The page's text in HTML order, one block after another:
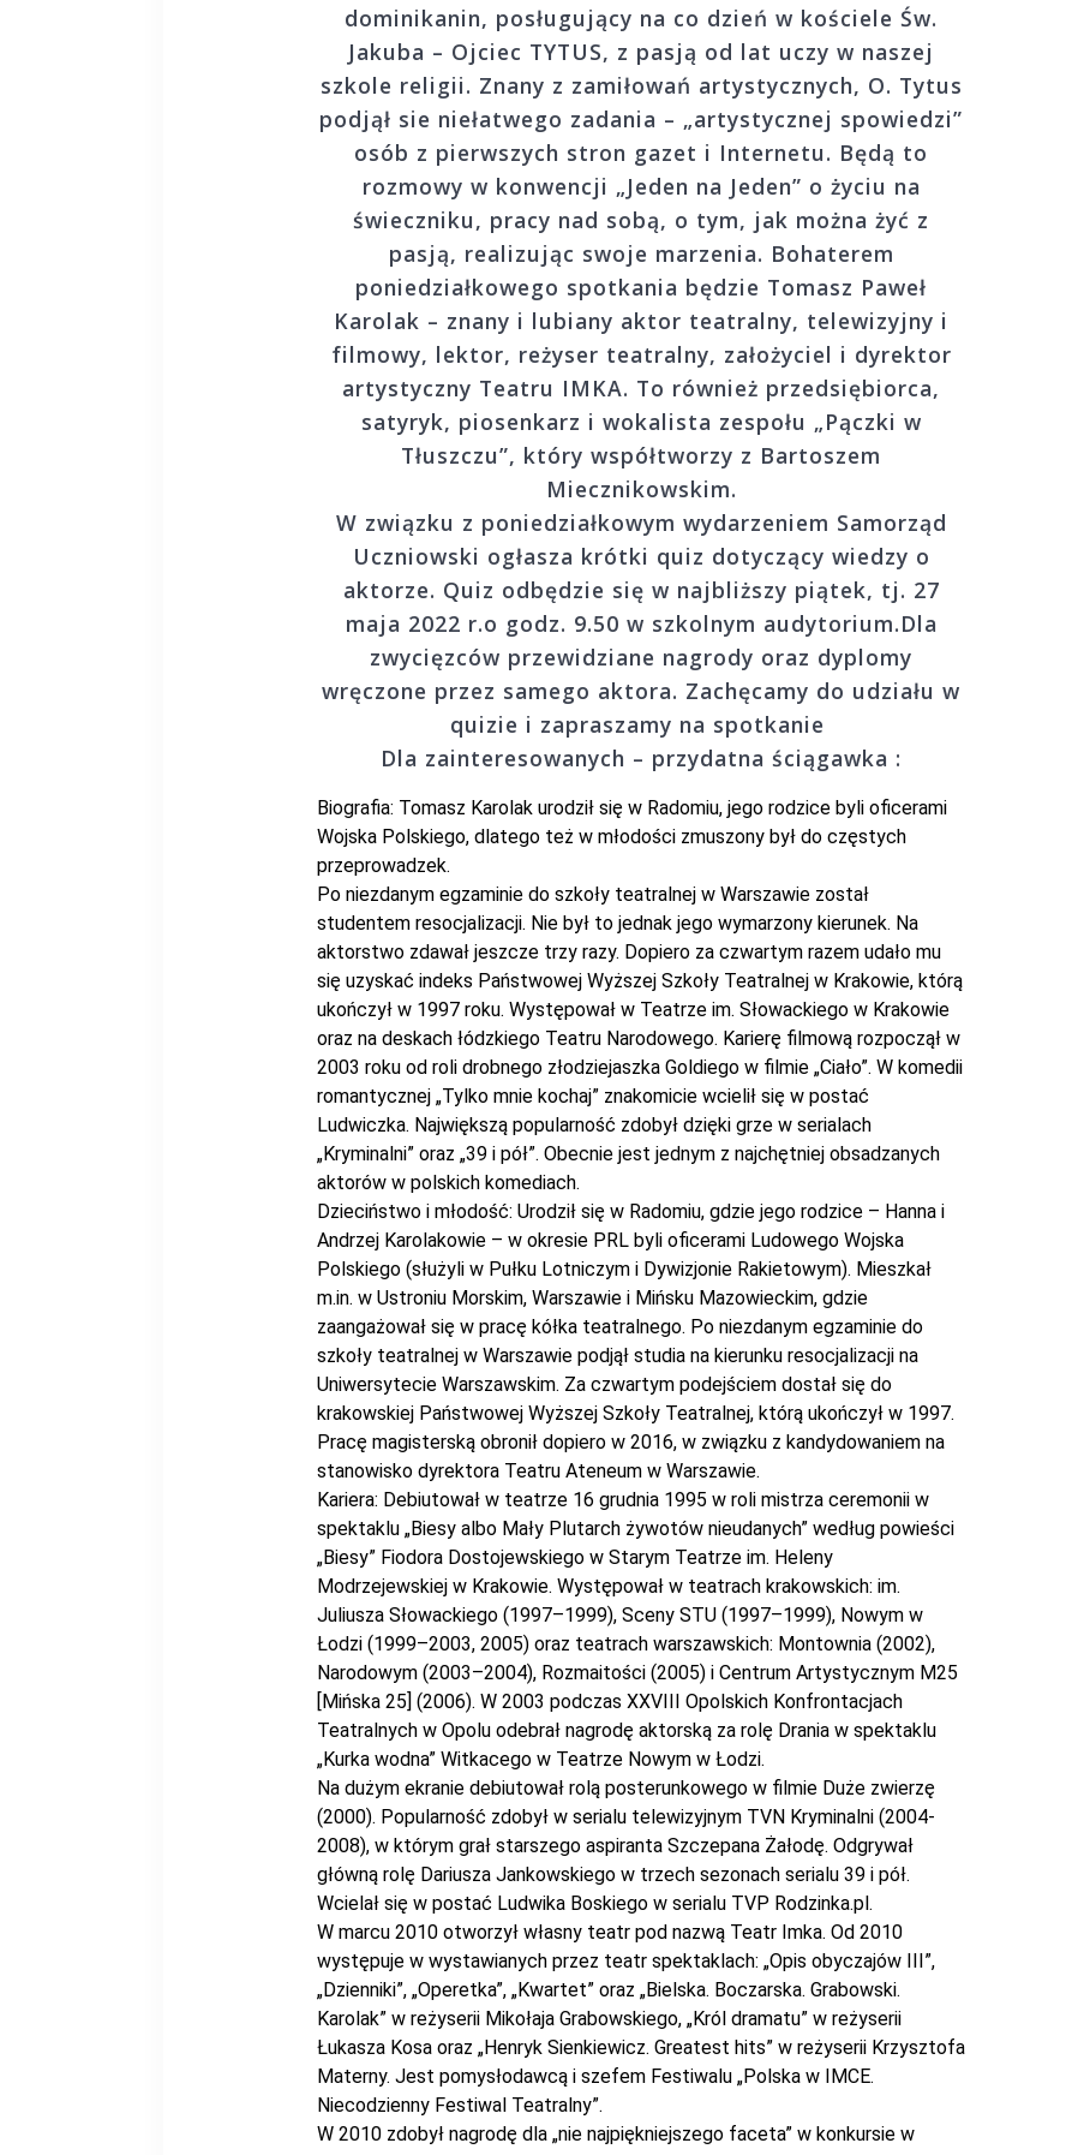
dominikanin, posługujący na co dzień w kościele Św.
Jakuba – Ojciec TYTUS, z pasją od lat uczy w naszej
szkole religii. Znany z zamiłowań artystycznych, O. Tytus
podjął sie niełatwego zadania – „artystycznej spowiedzi”
osób z pierwszych stron gazet i Internetu. Będą to
rozmowy w konwencji „Jeden na Jeden” o życiu na
świeczniku, pracy nad sobą, o tym, jak można żyć z
pasją, realizując swoje marzenia. Bohaterem
poniedziałkowego spotkania będzie Tomasz Paweł
Karolak – znany i lubiany aktor teatralny, telewizyjny i
filmowy, lektor, reżyser teatralny, założyciel i dyrektor
artystyczny Teatru IMKA. To również przedsiębiorca,
satyryk, piosenkarz i wokalista zespołu „Pączki w
Tłuszczu”, który współtworzy z Bartoszem
Miecznikowskim.
W związku z poniedziałkowym wydarzeniem Samorząd
Uczniowski ogłasza krótki quiz dotyczący wiedzy o
aktorze. Quiz odbędzie się w najbliższy piątek, tj. 27
maja 2022 r.o godz. 9.50 w szkolnym audytorium.Dla
zwycięzców przewidziane nagrody oraz dyplomy
wręczone przez samego aktora. Zachęcamy do udziału w
quizie i zapraszamy na spotkanie
Dla zainteresowanych – przydatna ściągawka :
Biografia: Tomasz Karolak urodził się w Radomiu, jego rodzice byli oficerami
Wojska Polskiego, dlatego też w młodości zmuszony był do częstych
przeprowadzek.
Po niezdanym egzaminie do szkoły teatralnej w Warszawie został
studentem resocjalizacji. Nie był to jednak jego wymarzony kierunek. Na
aktorstwo zdawał jeszcze trzy razy. Dopiero za czwartym razem udało mu
się uzyskać indeks Państwowej Wyższej Szkoły Teatralnej w Krakowie, którą
ukończył w 1997 roku. Występował w Teatrze im. Słowackiego w Krakowie
oraz na deskach łódzkiego Teatru Narodowego. Karierę filmową rozpoczął w
2003 roku od roli drobnego złodziejaszka Goldiego w filmie „Ciało”. W komedii
romantycznej „Tylko mnie kochaj” znakomicie wcielił się w postać
Ludwiczka. Największą popularność zdobył dzięki grze w serialach
„Kryminalni” oraz „39 i pół”. Obecnie jest jednym z najchętniej obsadzanych
aktorów w polskich komediach.
Dzieciństwo i młodość: Urodził się w Radomiu, gdzie jego rodzice – Hanna i
Andrzej Karolakowie – w okresie PRL byli oficerami Ludowego Wojska
Polskiego (służyli w Pułku Lotniczym i Dywizjonie Rakietowym). Mieszkał
m.in. w Ustroniu Morskim, Warszawie i Mińsku Mazowieckim, gdzie
zaangażował się w pracę kółka teatralnego. Po niezdanym egzaminie do
szkoły teatralnej w Warszawie podjął studia na kierunku resocjalizacji na
Uniwersytecie Warszawskim. Za czwartym podejściem dostał się do
krakowskiej Państwowej Wyższej Szkoły Teatralnej, którą ukończył w 1997.
Pracę magisterską obronił dopiero w 2016, w związku z kandydowaniem na
stanowisko dyrektora Teatru Ateneum w Warszawie.
Kariera: Debiutował w teatrze 16 grudnia 1995 w roli mistrza ceremonii w
spektaklu „Biesy albo Mały Plutarch żywotów nieudanych” według powieści
„Biesy” Fiodora Dostojewskiego w Starym Teatrze im. Heleny
Modrzejewskiej w Krakowie. Występował w teatrach krakowskich: im.
Juliusza Słowackiego (1997–1999), Sceny STU (1997–1999), Nowym w
Łodzi (1999–2003, 2005) oraz teatrach warszawskich: Montownia (2002),
Narodowym (2003–2004), Rozmaitości (2005) i Centrum Artystycznym M25
[Mińska 25] (2006). W 2003 podczas XXVIII Opolskich Konfrontacjach
Teatralnych w Opolu odebrał nagrodę aktorską za rolę Drania w spektaklu
„Kurka wodna” Witkacego w Teatrze Nowym w Łodzi.
Na dużym ekranie debiutował rolą posterunkowego w filmie Duże zwierzę
(2000). Popularność zdobył w serialu telewizyjnym TVN Kryminalni (2004-
2008), w którym grał starszego aspiranta Szczepana Żałodę. Odgrywał
główną rolę Dariusza Jankowskiego w trzech sezonach serialu 39 i pół.
Wcielał się w postać Ludwika Boskiego w serialu TVP Rodzinka.pl.
W marcu 2010 otworzył własny teatr pod nazwą Teatr Imka. Od 2010
występuje w wystawianych przez teatr spektaklach: „Opis obyczajów III”,
„Dzienniki”, „Operetka”, „Kwartet” oraz „Bielska. Boczarska. Grabowski.
Karolak” w reżyserii Mikołaja Grabowskiego, „Król dramatu” w reżyserii
Łukasza Kosa oraz „Henryk Sienkiewicz. Greatest hits” w reżyserii Krzysztofa
Materny. Jest pomysłodawcą i szefem Festiwalu „Polska w IMCE.
Niecodzienny Festiwal Teatralny”.
W 2010 zdobył nagrodę dla „nie najpiękniejszego faceta” w konkursie w